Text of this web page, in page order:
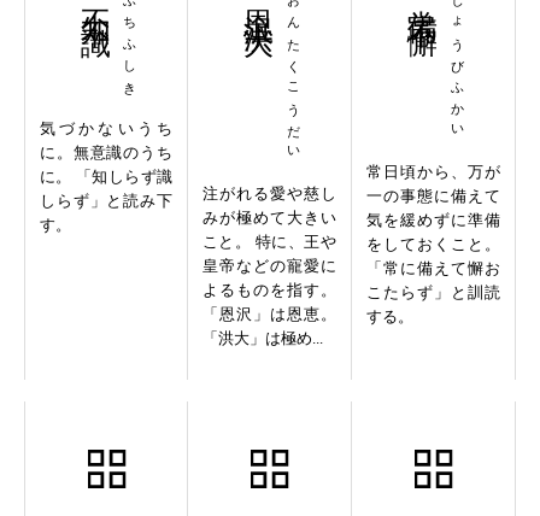
ふちふしき
気づかないうち
に。無意識のうち
に。 「知しらず識
しらず」と読み下
す。
おんたくこうだい
注がれる愛や慈し
みが極めて大きい
こと。 特に、王や
皇帝などの寵愛に
よるものを指す。
「恩沢」は恩恵。
「洪大」は極め...
じょうびふかい
常日頃から、万が
一の事態に備えて
気を緩めずに準備
をしておくこと。
「常に備えて懈お
こたらず」と訓読
する。